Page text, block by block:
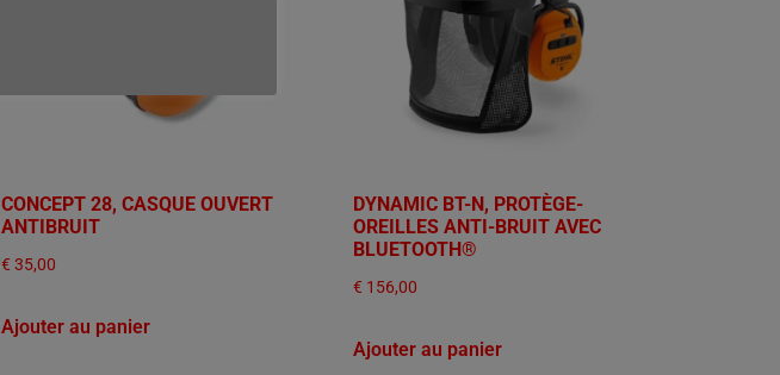
CONCEPT 28, CASQUE OUVERT
ANTIBRUIT
€ 35,00
Ajouter au panier
DYNAMIC BT-N, PROTÈGE-
OREILLES ANTI-BRUIT AVEC
BLUETOOTH®
€ 156,00
Ajouter au panier